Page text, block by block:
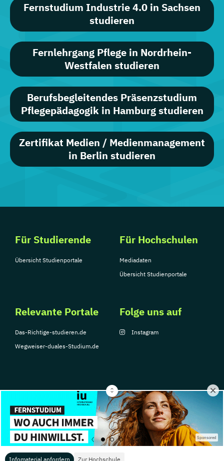
Infomaterial anfordern Zur Hochschule
Sponsored
Fernstudium Industrie 4.0 in Sachsen
studieren
Fernlehrgang Pflege in Nordrhein-
Westfalen studieren
Berufsbegleitendes Präsenzstudium
Pflegepädagogik in Hamburg studieren
Zertifikat Medien / Medienmanagement
in Berlin studieren
Für Studierende
Übersicht Studienportale
Für Hochschulen
Mediadaten
Übersicht Studienportale
Relevante Portale
Das-Richtige-studieren.de
Wegweiser-duales-Studium.de
Folge uns auf
Instagram
© Copyright 2026, TarGroup Media GmbH
Impressum
Über
uns
Datenschutzerklärung Nutzungsbedingungen